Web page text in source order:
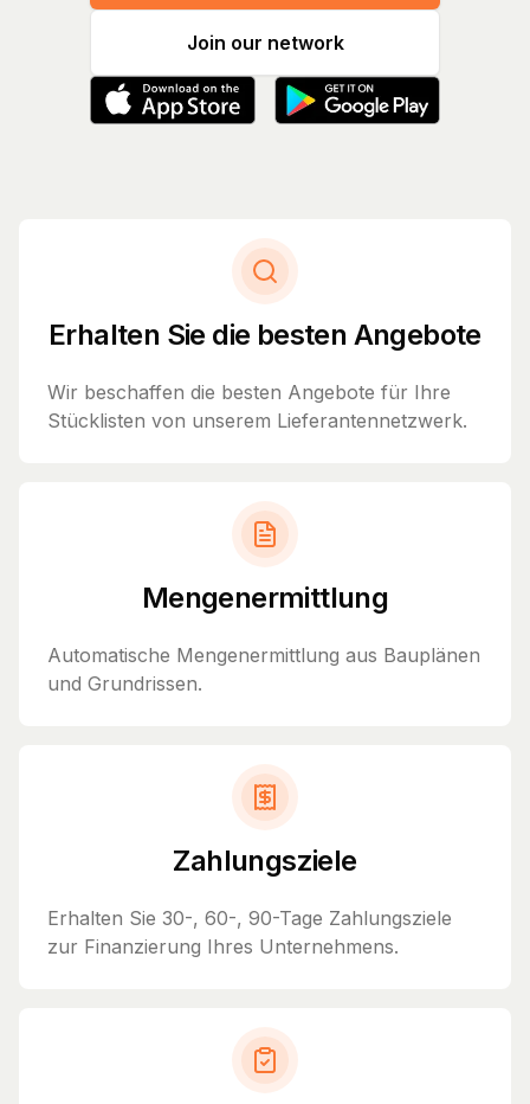
Join our network
Erhalten Sie die besten Angebote
Wir beschaffen die besten Angebote für Ihre
Stücklisten von unserem Lieferantennetzwerk.
Mengenermittlung
Automatische Mengenermittlung aus Bauplänen
und Grundrissen.
Zahlungsziele
Erhalten Sie 30-, 60-, 90-Tage Zahlungsziele
zur Finanzierung Ihres Unternehmens.